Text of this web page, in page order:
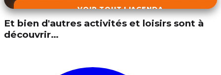
VOIR TOUT L'AGENDA
Et bien d'autres activités et loisirs sont à
découvrir…